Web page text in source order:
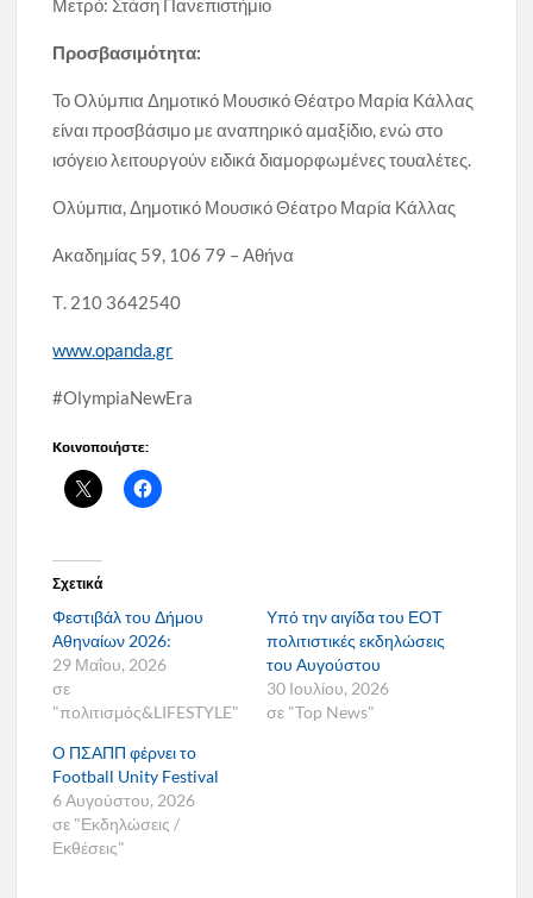
Προσβασιμότητα:
Το Ολύμπια Δημοτικό Μουσικό Θέατρο Μαρία Κάλλας
είναι προσβάσιμο με αναπηρικό αμαξίδιο, ενώ στο
ισόγειο λειτουργούν ειδικά διαμορφωμένες τουαλέτες.
Ολύμπια, Δημοτικό Μουσικό Θέατρο Μαρία Κάλλας
Ακαδημίας 59, 106 79 – Αθήνα
Τ. 210 3642540
www.opanda.gr
#OlympiaNewEra
Κοινοποιήστε:
Σχετικά
Φεστιβάλ του Δήμου
Αθηναίων 2026:
29 Μαΐου, 2026
σε
"πολιτισμός&LIFESTYLE"
Υπό την αιγίδα του ΕΟΤ
πολιτιστικές εκδηλώσεις
του Αυγούστου
30 Ιουλίου, 2026
σε "Top News"
Ο ΠΣΑΠΠ φέρνει το
Football Unity Festival
6 Αυγούστου, 2026
σε "Εκδηλώσεις /
Εκθέσεις"